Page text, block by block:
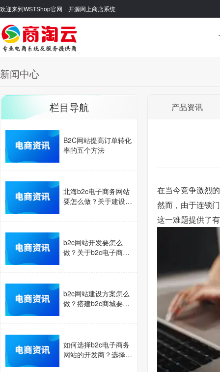
欢迎来到WSTShop官网 开源网上商店系统
新闻中心
栏目导航
B2C网站提高订单转化
率的五个方法
北海b2c电子商务网站
要怎么做？关于建设b
b2c网站开发要怎么
做？关于b2c电子商务
b2c网站建设方案怎么
做？搭建b2c商城要注
如何选择b2c电子商务
网站的开发商？选择b
产品资讯
在当今竞争激烈
然而，由于连锁
这一难题提供了